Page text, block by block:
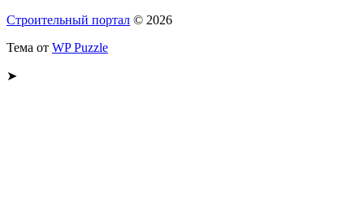
Строительный портал © 2026
Тема от WP Puzzle
➤